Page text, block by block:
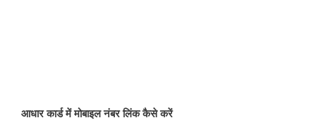
आधार कार्ड में मोबाइल नंबर लिंक कैसे करें